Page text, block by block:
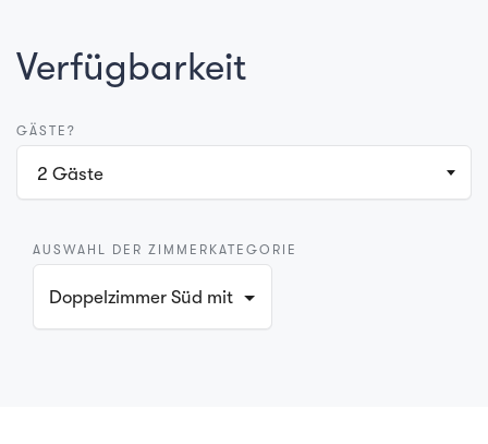
Verfügbarkeit
GÄSTE?
2 Gäste
AUSWAHL DER ZIMMERKATEGORIE
Doppelzimmer Süd mit Balkon